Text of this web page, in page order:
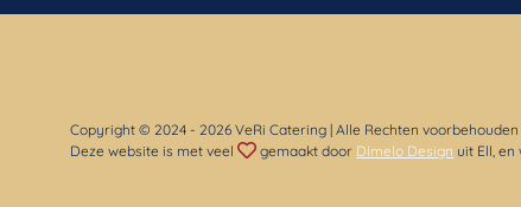
Copyright © 2024 - 2026 VeRi Catering | Alle Rechten voorbehouden
Deze website is met veel
gemaakt door Dímelo Design uit Ell,